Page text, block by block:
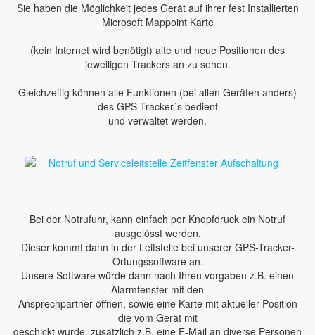
Sie haben die Möglichkeit jedes Gerät auf ihrer fest Installierten
Microsoft Mappoint Karte
(kein Internet wird benötigt) alte und neue Positionen des
jeweiligen Trackers an zu sehen.
Gleichzeitig können alle Funktionen (bei allen Geräten anders)
des GPS Tracker´s bedient
und verwaltet werden.
Bei der Notrufuhr, kann einfach per Knopfdruck ein Notruf
ausgelösst werden.
Dieser kommt dann in der Leitstelle bei unserer GPS-Tracker-
Ortungssoftware an.
Unsere Software würde dann nach Ihren vorgaben z.B. einen
Alarmfenster mit den
Ansprechpartner öffnen, sowie eine Karte mit aktueller Position
die vom Gerät mit
geschickt wurde, zusätzlich z.B. eine E-Mail an diverse Personen